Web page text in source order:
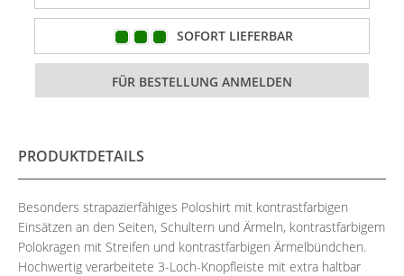
SOFORT LIEFERBAR
PRODUKTDETAILS
Besonders strapazierfähiges Poloshirt mit kontrastfarbigen
Einsätzen an den Seiten, Schultern und Ärmeln, kontrastfarbigem
Polokragen mit Streifen und kontrastfarbigen Ärmelbündchen.
Hochwertig verarbeitete 3-Loch-Knopfleiste mit extra haltbar